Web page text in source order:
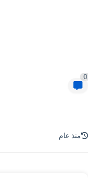
0
منذ عام